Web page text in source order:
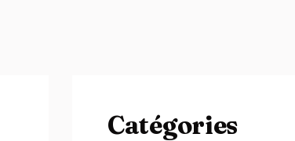
Catégories